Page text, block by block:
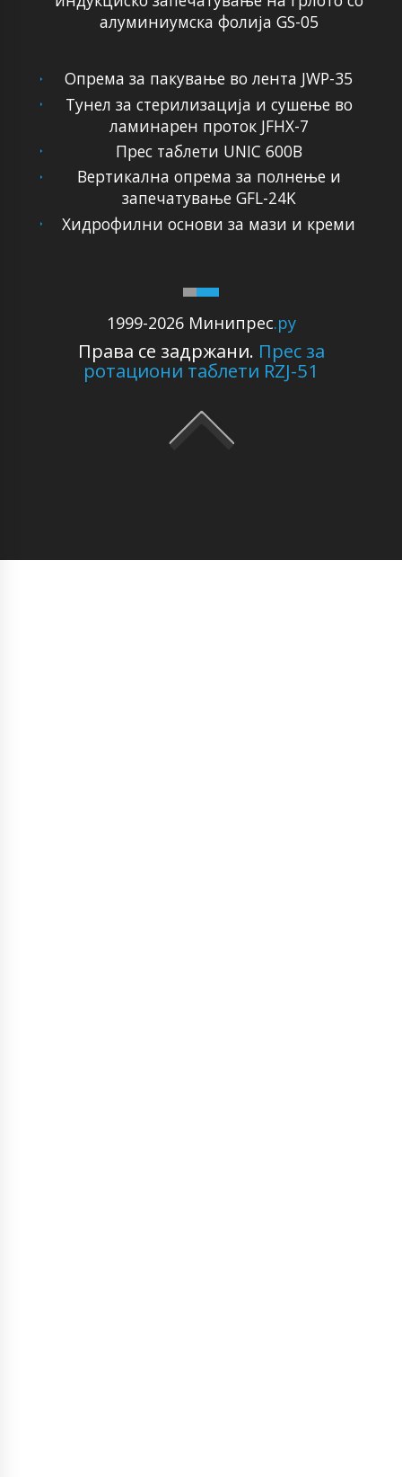
алуминиумска фолија GS-05
1999-2026 Минипрес.ру
Права се задржани. Прес за
ротациони таблети RZJ-51
Опрема за пакување во лента JWP-35
Тунел за стерилизација и сушење во
ламинарен проток JFHX-7
Прес таблети UNIC 600B
Вертикална опрема за полнење и
запечатување GFL-24K
Хидрофилни основи за мази и креми